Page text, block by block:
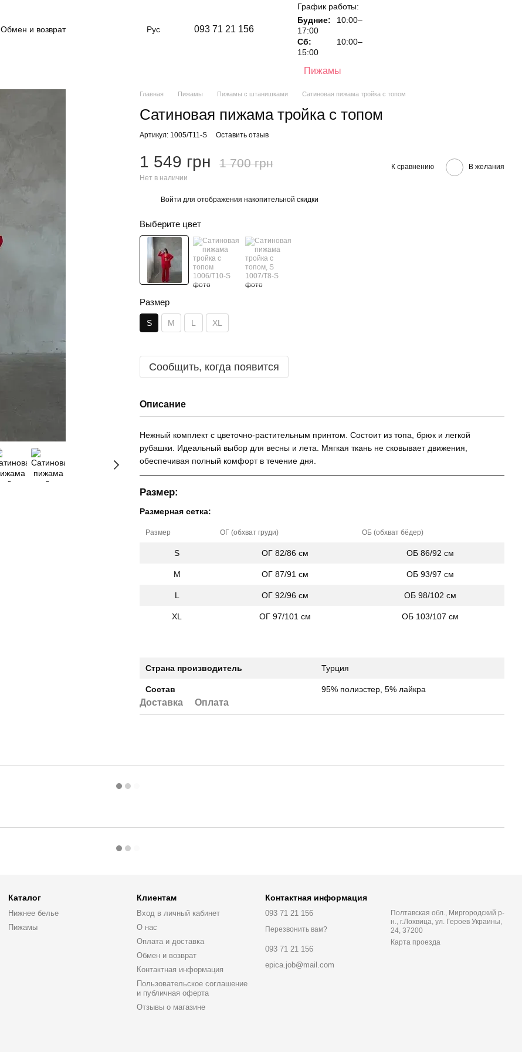
Обмен и возврат
Рус 093 71 21 156
График работы:
Будние:
10:00–
17:00
Сб:
10:00–
15:00
Пижамы
Главная Пижамы Пижамы с штанишками Сатиновая пижама тройка с топом
Сатиновая пижама тройка с топом
Артикул: 1005/T11-S Оставить отзыв
1 549 грн 1 700 грн
Нет в наличии
К сравнению В желания
Войти для отображения накопительной скидки
Выберите цвет
Размер
S M L XL
Сообщить, когда появится
Описание
Нежный комплект с цветочно-растительным принтом. Состоит из топа, брюк и легкой
рубашки. Идеальный выбор для весны и лета. Мягкая ткань не сковывает движения,
обеспечивая полный комфорт в течение дня.
Размер:
Размерная сетка:
Размер ОГ (обхват груди) ОБ (обхват бёдер)
S ОГ 82/86 см ОБ 86/92 см
M ОГ 87/91 см ОБ 93/97 см
L ОГ 92/96 см ОБ 98/102 см
XL ОГ 97/101 см ОБ 103/107 см
Страна производитель Турция
Состав 95% полиэстер, 5% лайкра
Доставка Оплата
Каталог
Нижнее белье
Пижамы
Клиентам
Вход в личный кабинет
О нас
Оплата и доставка
Обмен и возврат
Контактная информация
Пользовательское соглашение
и публичная оферта
Отзывы о магазине
Контактная информация
093 71 21 156
Перезвонить вам?
093 71 21 156
epica.job@mail.com
Полтавская обл., Миргородский р-
н., г.Лохвица, ул. Героев Украины,
24, 37200
Карта проезда